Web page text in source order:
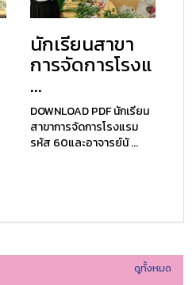
นักเรียนสาขา
การจัดการโรงแ
...
DOWNLOAD PDF นักเรียน
สาขาการจัดการโรงแรม
รหัส 60และอาจารย์นั ...
ดูทั้งหมด